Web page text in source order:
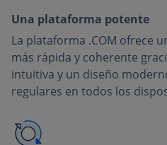
Una plataforma potente
La plataforma .COM ofrece
más rápida y coherente
intuitiva y un diseño
regulares en todos los